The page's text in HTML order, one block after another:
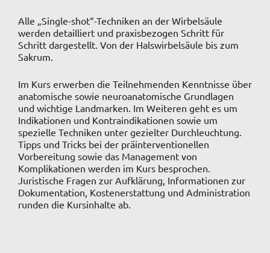
Alle „Single-shot“-Techniken an der Wirbelsäule
werden detailliert und praxisbezogen Schritt für
Schritt dargestellt. Von der Halswirbelsäule bis zum
Sakrum.
Im Kurs erwerben die Teilnehmenden Kenntnisse über
anatomische sowie neuroanatomische Grundlagen
und wichtige Landmarken. Im Weiteren geht es um
Indikationen und Kontraindikationen sowie um
spezielle Techniken unter gezielter Durchleuchtung.
Tipps und Tricks bei der präinterventionellen
Vorbereitung sowie das Management von
Komplikationen werden im Kurs besprochen.
Juristische Fragen zur Aufklärung, Informationen zur
Dokumentation, Kostenerstattung und Administration
runden die Kursinhalte ab.